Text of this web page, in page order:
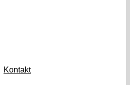
Kontakt